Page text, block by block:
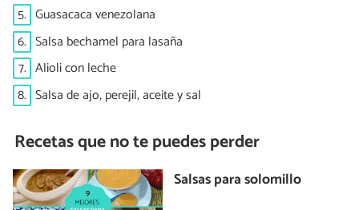
5. Guasacaca venezolana
6. Salsa bechamel para lasaña
7. Alioli con leche
8. Salsa de ajo, perejil, aceite y sal
Recetas que no te puedes perder
Salsas para solomillo